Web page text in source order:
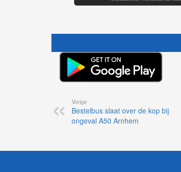
Vorige
Bestelbus slaat over de kop bij
ongeval A50 Arnhem